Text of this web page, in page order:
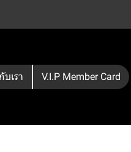
บเรา V.I.P Member Card